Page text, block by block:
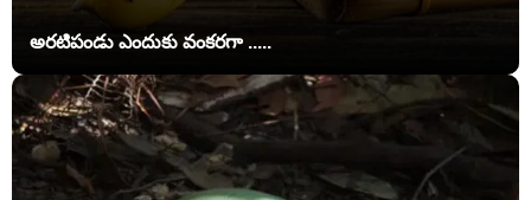
అరటిపండు ఎందుకు వంకరగా .....